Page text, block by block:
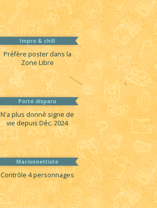
Impro & chill
Préfère poster dans la
Zone Libre
Porté disparu
N'a plus donné signe de
vie depuis Déc. 2024
Marionnettiste
Contrôle 4 personnages